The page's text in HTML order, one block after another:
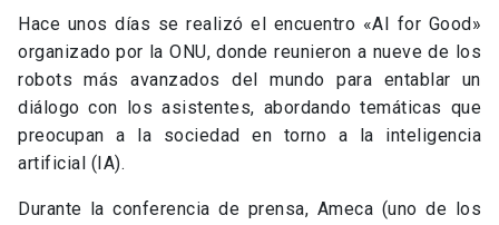
Hace unos días se realizó el encuentro «AI for Good»
organizado por la ONU, donde reunieron a nueve de los
robots más avanzados del mundo para entablar un
diálogo con los asistentes, abordando temáticas que
preocupan a la sociedad en torno a la inteligencia
artificial (IA).
Durante la conferencia de prensa, Ameca (uno de los